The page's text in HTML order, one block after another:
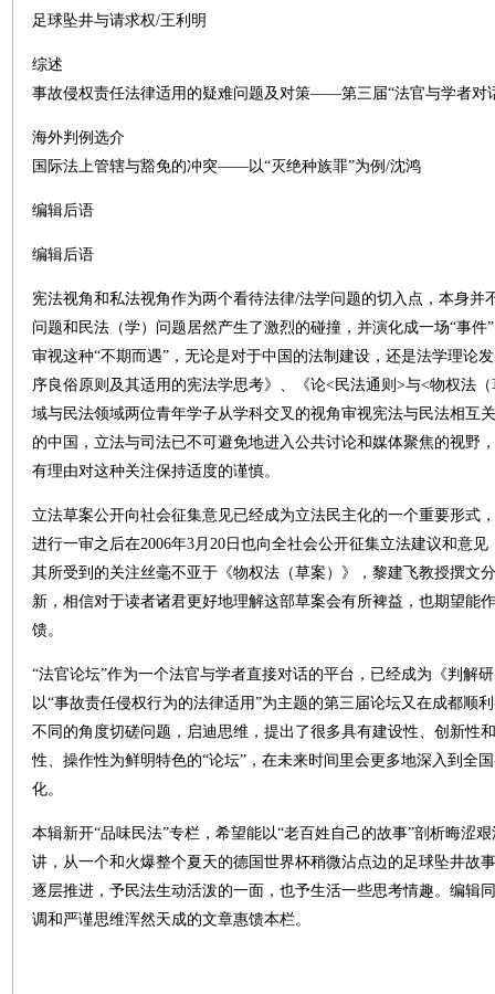
足球坠井与请求权/王利明
综述
事故侵权责任法律适用的疑难问题及对策——第三届“法官与学者对
海外判例选介
国际法上管辖与豁免的冲突——以“灭绝种族罪”为例/沈鸿
编辑后语
编辑后语
宪法视角和私法视角作为两个看待法律/法学问题的切入点，本身
问题和民法（学）问题居然产生了激烈的碰撞，并演化成一场“事
审视这种“不期而遇”，无论是对于中国的法制建设，还是法学理论
序良俗原则及其适用的宪法学思考》、《论<民法通则>与<物权法
域与民法领域两位青年学子从学科交叉的视角审视宪法与民法相互
的中国，立法与司法已不可避免地进入公共讨论和媒体聚焦的视野
有理由对这种关注保持适度的谨慎。
立法草案公开向社会征集意见已经成为立法民主化的一个重要形式
进行一审之后在2006年3月20日也向全社会公开征集立法建议和意
其所受到的关注丝毫不亚于《物权法（草案）》，黎建飞教授撰文
新，相信对于读者诸君更好地理解这部草案会有所裨益，也期望能
馈。
“法官论坛”作为一个法官与学者直接对话的平台，已经成为《判解
以“事故责任侵权行为的法律适用”为主题的第三届论坛又在成都顺
不同的角度切磋问题，启迪思维，提出了很多具有建设性、创新性
性、操作性为鲜明特色的“论坛”，在未来时间里会更多地深入到全
化。
本辑新开“品味民法”专栏，希望能以“老百姓自己的故事”剖析晦涩
讲，从一个和火爆整个夏天的德国世界杯稍微沾点边的足球坠井故
逐层推进，予民法生动活泼的一面，也予生活一些思考情趣。编辑
调和严谨思维浑然天成的文章惠馈本栏。